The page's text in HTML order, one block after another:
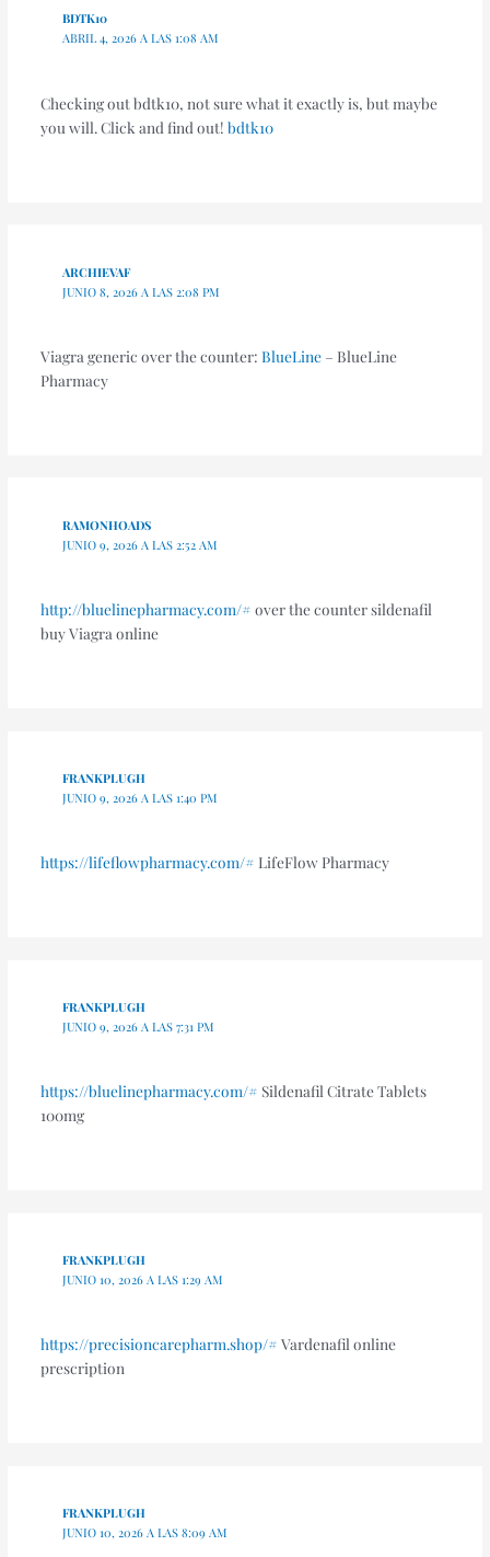
BDTK10
ABRIL 4, 2026 A LAS 1:08 AM
Checking out bdtk10, not sure what it exactly is, but maybe
you will. Click and find out! bdtk10
ARCHIEVAF
JUNIO 8, 2026 A LAS 2:08 PM
Viagra generic over the counter: BlueLine– BlueLine
Pharmacy
RAMONHOADS
JUNIO 9, 2026 A LAS 2:52 AM
http://bluelinepharmacy.com/# over the counter sildenafil
buy Viagra online
FRANKPLUGH
JUNIO 9, 2026 A LAS 1:40 PM
https://lifeflowpharmacy.com/# LifeFlow Pharmacy
FRANKPLUGH
JUNIO 9, 2026 A LAS 7:31 PM
https://bluelinepharmacy.com/# Sildenafil Citrate Tablets
100mg
FRANKPLUGH
JUNIO 10, 2026 A LAS 1:29 AM
https://precisioncarepharm.shop/# Vardenafil online
prescription
FRANKPLUGH
JUNIO 10, 2026 A LAS 8:09 AM